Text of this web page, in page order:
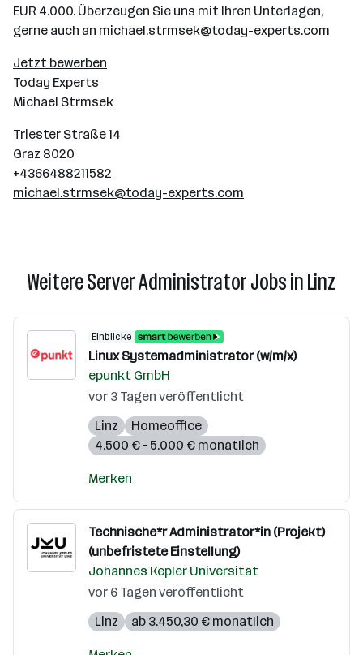
EUR 4.000. Überzeugen Sie uns mit Ihren Unterlagen,
gerne auch an michael.strmsek@today-experts.com
Jetzt bewerben
Today Experts
Michael Strmsek
Triester Straße 14
Graz 8020
+4366488211582
michael.strmsek@today-experts.com
Weitere Server Administrator Jobs in Linz
Einblicke
Linux Systemadministrator (w/m/x)
epunkt GmbH
vor 3 Tagen veröffentlicht
Linz
Homeoffice
4.500 € – 5.000 € monatlich
Merken
Technische*r Administrator*in (Projekt)
(unbefristete Einstellung)
Johannes Kepler Universität
vor 6 Tagen veröffentlicht
Linz
ab 3.450,30 € monatlich